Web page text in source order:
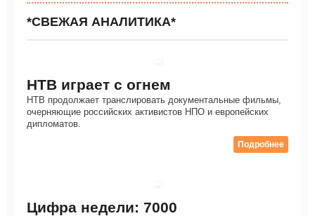
*СВЕЖАЯ АНАЛИТИКА*
НТВ играет с огнем
НТВ продолжает транслировать документальные фильмы,
очерняющие российских активистов НПО и европейских
дипломатов.
Подробнее
Цифра недели: 7000